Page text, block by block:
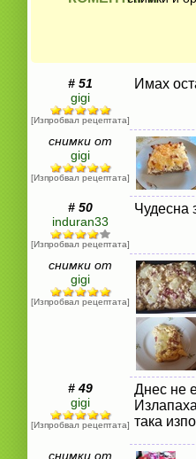
# 51
gigi
[Изпробвал рецептата]
Имах
снимки от
gigi
[Изпробвал рецептата]
# 50
induran33
[Изпробвал рецептата]
Чудесна
снимки от
gigi
[Изпробвал рецептата]
# 49
gigi
[Изпробвал рецептата]
Днес не
така
снимки от